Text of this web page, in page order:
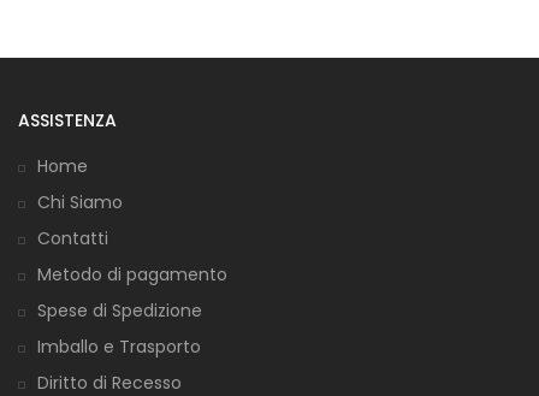
ASSISTENZA
Home
Chi Siamo
Contatti
Metodo di pagamento
Spese di Spedizione
Imballo e Trasporto
Diritto di Recesso